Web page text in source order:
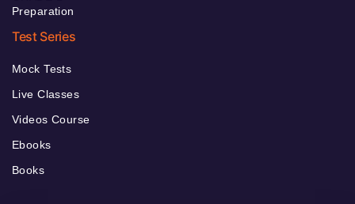
Preparation
Test Series
Mock Tests
Live Classes
Videos Course
Ebooks
Books